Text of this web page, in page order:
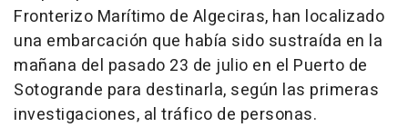
Fronterizo Marítimo de Algeciras, han localizado
una embarcación que había sido sustraída en la
mañana del pasado 23 de julio en el Puerto de
Sotogrande para destinarla, según las primeras
investigaciones, al tráfico de personas.